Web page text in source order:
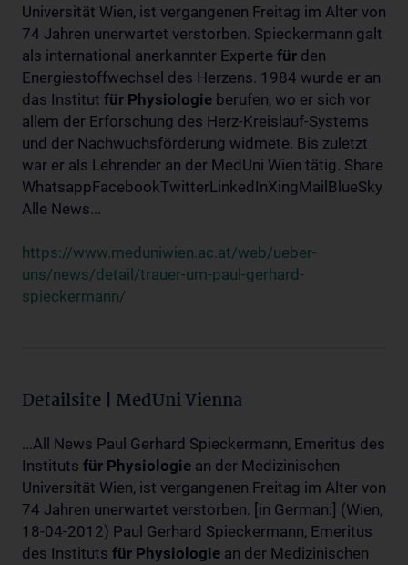
Universität Wien, ist vergangenen Freitag im Alter von
74 Jahren unerwartet verstorben. Spieckermann galt
als international anerkannter Experte für den
Energiestoffwechsel des Herzens. 1984 wurde er an
das Institut für Physiologie berufen, wo er sich vor
allem der Erforschung des Herz-Kreislauf-Systems
und der Nachwuchsförderung widmete. Bis zuletzt
war er als Lehrender an der MedUni Wien tätig. Share
WhatsappFacebookTwitterLinkedInXingMailBlueSky
Alle News...
https://www.meduniwien.ac.at/web/ueber-
uns/news/detail/trauer-um-paul-gerhard-
spieckermann/
Detailsite | MedUni Vienna
...All News Paul Gerhard Spieckermann, Emeritus des
Instituts für Physiologie an der Medizinischen
Universität Wien, ist vergangenen Freitag im Alter von
74 Jahren unerwartet verstorben. [in German:] (Wien,
18-04-2012) Paul Gerhard Spieckermann, Emeritus
des Instituts für Physiologie an der Medizinischen